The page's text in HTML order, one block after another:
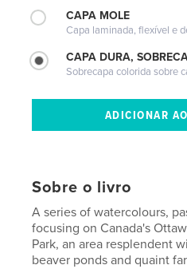
CAPA MOLE
Capa laminada, flexível e
CAPA DURA,
Sobrecapa colorida sobre
Sobre o livro
A series of watercolours,
focusing on Canada's
Park, an area resplendent
beaver ponds and quaint